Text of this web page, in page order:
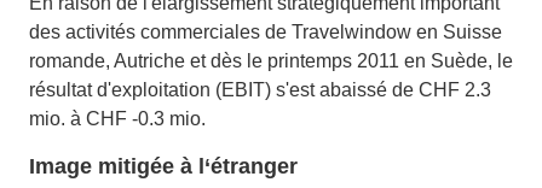
des activités commerciales de Travelwindow en Suisse
romande, Autriche et dès le printemps 2011 en Suède, le
résultat d'exploitation (EBIT) s'est abaissé de CHF 2.3
mio. à CHF -0.3 mio.
Image mitigée à l‘étranger